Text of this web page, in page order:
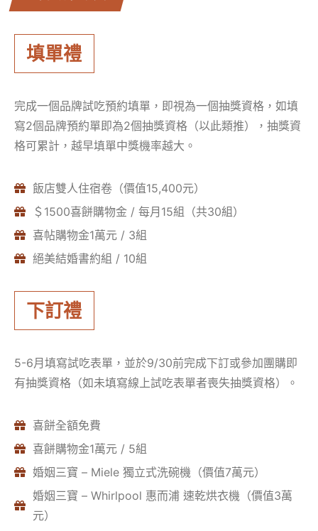
填單禮
完成一個品牌試吃預約填單，即視為一個抽獎資格，如填
寫2個品牌預約單即為2個抽獎資格（以此類推），抽獎資
格可累計，越早填單中獎機率越大。
飯店雙人住宿卷（價值15,400元）
＄1500喜餅購物金 / 每月15組（共30組）
喜帖購物金1萬元 / 3組
絕美結婚書約組 / 10組
下訂禮
5-6月填寫試吃表單，並於9/30前完成下訂或參加團購即
有抽獎資格（如未填寫線上試吃表單者喪失抽獎資格）。
喜餅全額免費
喜餅購物金1萬元 / 5組
婚姻三寶 – Miele 獨立式洗碗機（價值7萬元）
婚姻三寶 – Whirlpool 惠而浦 速乾烘衣機（價值3萬
元）